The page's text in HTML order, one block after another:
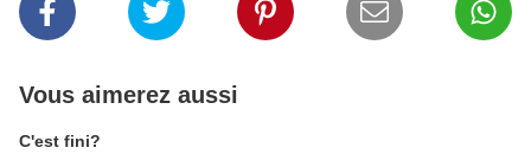
Vous aimerez aussi
C'est fini?